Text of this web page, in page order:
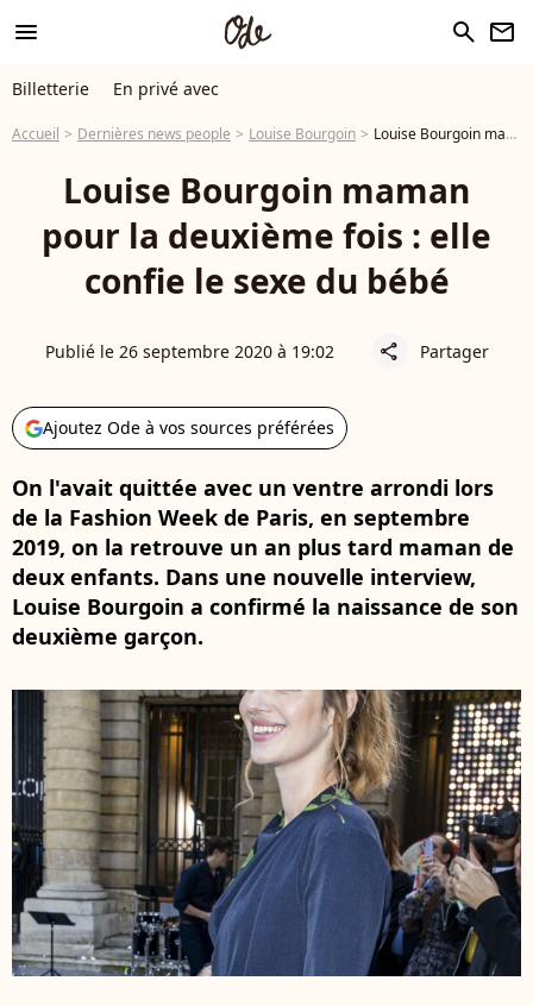
menu search newsletter
Billetterie En privé avec
Accueil Dernières news people Louise Bourgoin Louise Bourgoin maman pour la deuxième fois : elle confie le sexe du bébé
Louise Bourgoin maman
pour la deuxième fois : elle
confie le sexe du bébé
Publié le 26 septembre 2020 à 19:02 share Partager
Ajoutez Ode à vos sources préférées
On l'avait quittée avec un ventre arrondi lors
de la Fashion Week de Paris, en septembre
2019, on la retrouve un an plus tard maman de
deux enfants. Dans une nouvelle interview,
Louise Bourgoin a confirmé la naissance de son
deuxième garçon.